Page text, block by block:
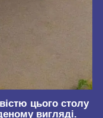
цього столу
вигляді.